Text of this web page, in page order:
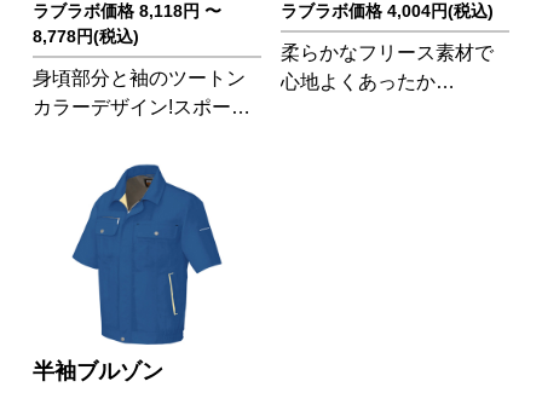
ラブラボ価格 8,118円 〜
8,778円(税込)
身頃部分と袖のツートン
カラーデザイン!スポーテ
ームとして人気があるジ
ャンパーです。
ラブラボ価格 4,004円(税込)
柔らかなフリース素材で
心地よくあったか
半袖ブルゾン